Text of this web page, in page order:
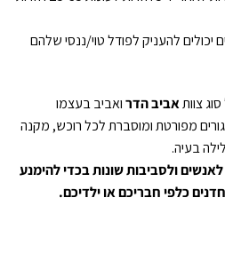
להעניק לפודל טוי/ננסי שלהם
צוותאביב הדרואביב בעצמו
גורים מפורטת ומוסברת לכל רוכש, מקנה
ולסביבות שונות בכדי להימנע
כלפי חבריכם או ילדיכם.